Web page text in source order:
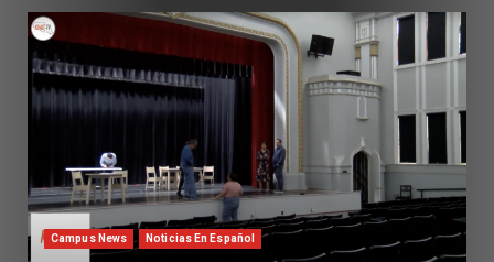
Campus News Noticias En Español